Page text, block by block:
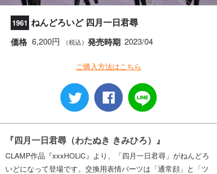
1961 ねんどろいど 四月一日君尋
価格 6,200円 （税込） 発売時期 2023/04
ご購入方法はこちら
『四月一日君尋（わたぬき きみひろ）』
CLAMP作品『xxxHOLiC』より、「四月一日君尋」がねんどろ
いどになって登場です。交換用表情パーツは「通常顔」と「ツ